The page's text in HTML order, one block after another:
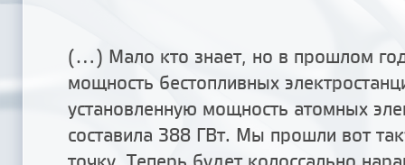
(...) Мало кто знает, но в прошлом
мощность бестопливных
установленную мощность атомных
составила 388 ГВт. Мы прошли вот